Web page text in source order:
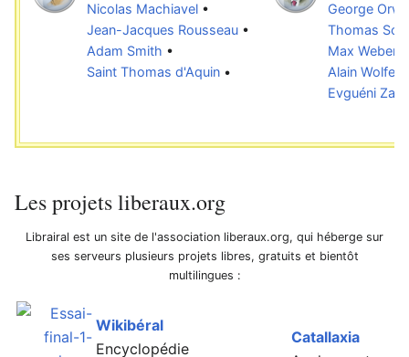
Nicolas Machiavel •
Jean-Jacques Rousseau •
Adam Smith •
Saint Thomas d'Aquin •
George
Thomas
Max Weber
Alain
Evguéni
Les projets liberaux.org
Librairal est un site de l'association liberaux.org, qui héberge sur
ses serveurs plusieurs projets libres, gratuits et bientôt
multilingues :
Wikibéral
Encyclopédie
Catallaxia